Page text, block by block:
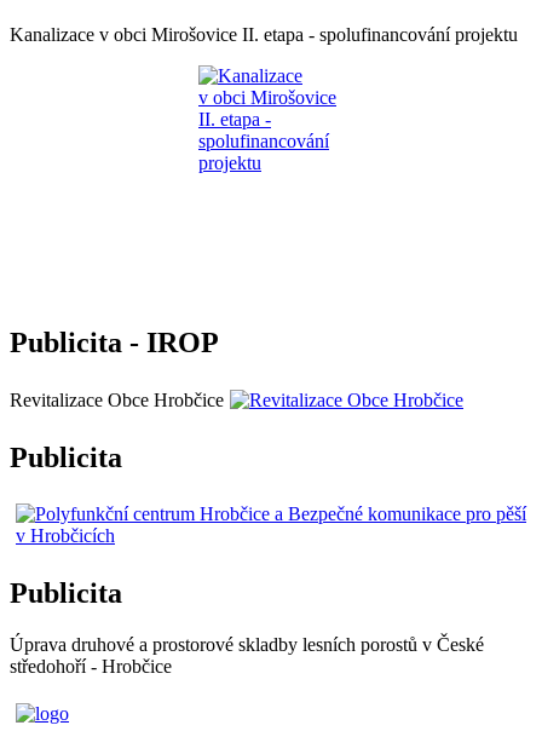
Kanalizace v obci Mirošovice II. etapa - spolufinancování projektu
Publicita - IROP
Revitalizace Obce Hrobčice
Publicita
Publicita
Úprava druhové a prostorové skladby lesních porostů v České
středohoří - Hrobčice